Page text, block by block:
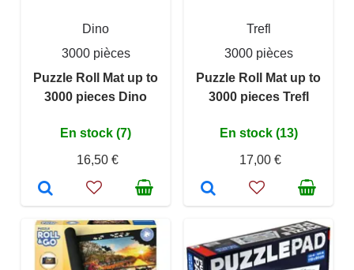
Dino
3000 pièces
Puzzle Roll Mat up to
3000 pieces Dino
En stock (7)
16,50 €
Trefl
3000 pièces
Puzzle Roll Mat up to
3000 pieces Trefl
En stock (13)
17,00 €